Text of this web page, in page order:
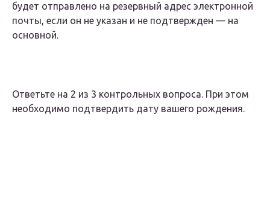
будет отправлено на резервный адрес электронной
почты, если он не указан и не подтвержден — на
основной.
Ответьте на 2 из 3 контрольных вопроса. При этом
необходимо подтвердить дату вашего рождения.